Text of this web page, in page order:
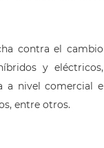
contra el cambio
y eléctricos,
a nivel comercial e
entre otros.